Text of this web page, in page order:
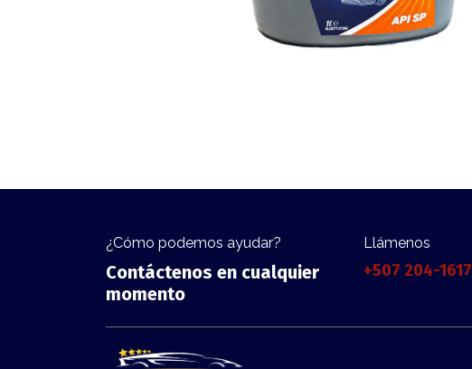
¿Cómo podemos ayudar?
Contáctenos en cualquier
momento
Llámenos
+507 204-1617